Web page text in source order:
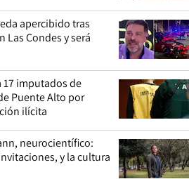
apercibido tras
Las Condes y será
17 imputados de
Puente Alto por
ilícita
neurocientífico:
y la cultura